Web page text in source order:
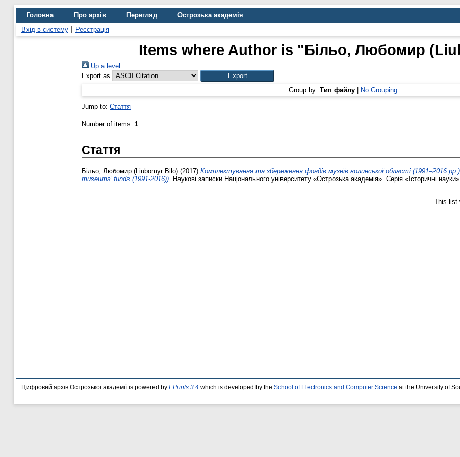
Головна Про архів Перегляд
Острозька академія
Вхід в систему
Реєстрація
Items where Author is "Більо, Любомир
Up a level
Export as
Group by: Тип файлу| No Grouping
Jump to: Стаття
Number of items: 1.
Стаття
Більо, Любомир (Liubomyr Bilo) (2017) Комплектування та збереження фондів музеїв волинської області (1991–2016
museums’ funds (1991-2016)). Наукові записки Національного університету «Острозька академія». Серія «Історичні
This list
Цифровий архів Острозької академії is powered by EPrints 3.4 which is developed by the School of Electronics and Computer Science at the University of